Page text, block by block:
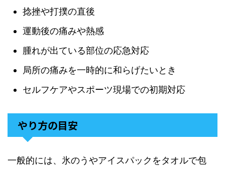
捻挫や打撲の直後
運動後の痛みや熱感
腫れが出ている部位の応急対応
局所の痛みを一時的に和らげたいとき
セルフケアやスポーツ現場での初期対応
やり方の目安
一般的には、氷のうやアイスパックをタオルで包